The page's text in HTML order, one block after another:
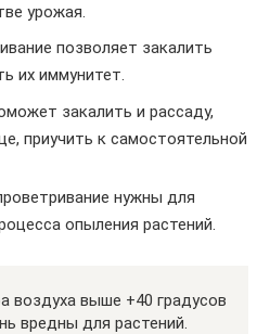
урожая.
позволяет закалить
их иммунитет.
закалить и рассаду,
приучить к самостоятельной
нужны для
опыления растений.
воздуха выше +40 градусов
вредны для растений.